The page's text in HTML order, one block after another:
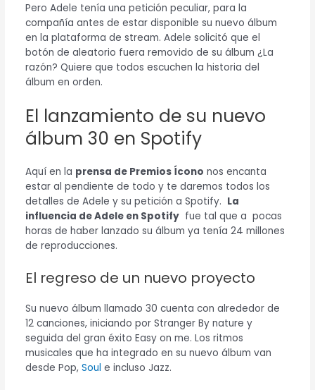
Pero Adele tenía una petición peculiar, para la
compañía antes de estar disponible su nuevo álbum
en la plataforma de stream. Adele solicitó que el
botón de aleatorio fuera removido de su álbum ¿La
razón? Quiere que todos escuchen la historia del
álbum en orden.
El lanzamiento de su nuevo
álbum 30 en Spotify
Aquí en la prensa de Premios Ícono nos encanta
estar al pendiente de todo y te daremos todos los
detalles de Adele y su petición a Spotify. La
influencia de Adele en Spotify fue tal que a pocas
horas de haber lanzado su álbum ya tenía 24 millones
de reproducciones.
El regreso de un nuevo proyecto
Su nuevo álbum llamado 30 cuenta con alrededor de
12 canciones, iniciando por Stranger By nature y
seguida del gran éxito Easy on me. Los ritmos
musicales que ha integrado en su nuevo álbum van
desde Pop,Soul e incluso Jazz.